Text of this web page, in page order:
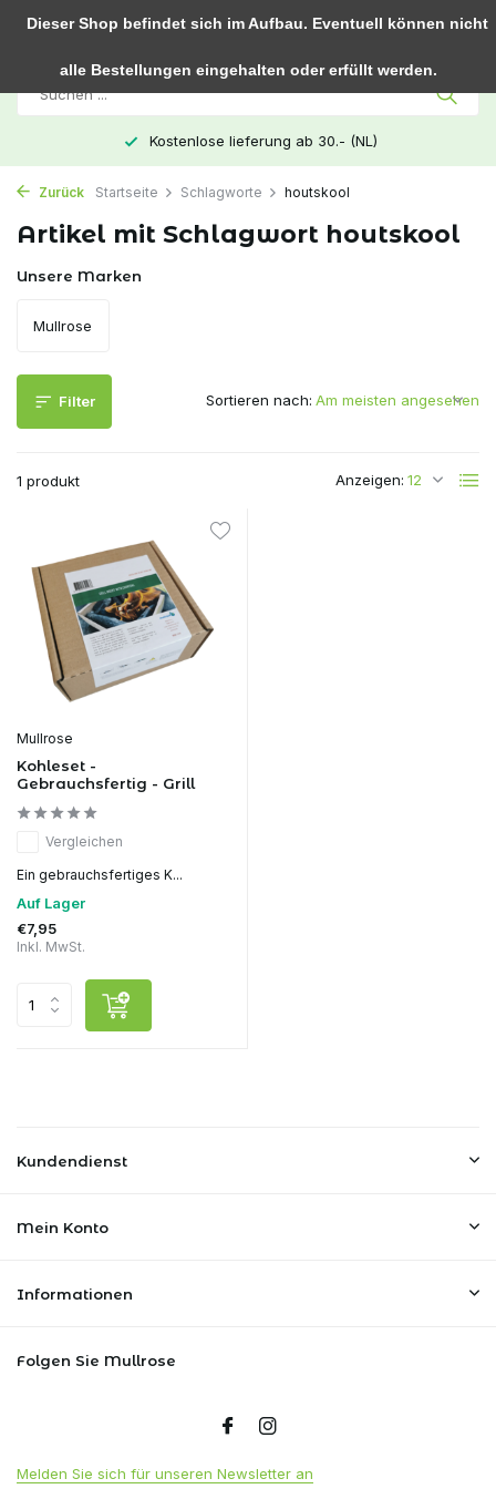
0
Kostenlose lieferung ab 30.- (NL)
Zurück Startseite Schlagworte houtskool
Artikel mit Schlagwort houtskool
Unsere Marken
Mullrose
Filter
1 produkt Anzeigen:
Sortieren nach:
Mullrose
Kohleset -
Gebrauchsfertig - Grill
Vergleichen
Ein gebrauchsfertiges K...
Auf Lager
€7,95
Inkl. MwSt.
Kundendienst
Mein Konto
Informationen
Folgen Sie Mullrose
Melden Sie sich für unseren Newsletter an
Dieser Shop befindet sich im Aufbau. Eventuell können nicht
alle Bestellungen eingehalten oder erfüllt werden.